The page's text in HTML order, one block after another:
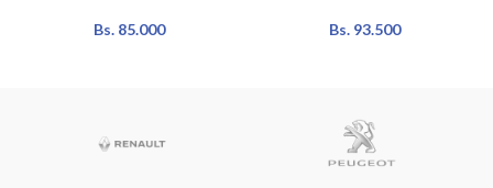
Bs.85.000 Bs.93.500